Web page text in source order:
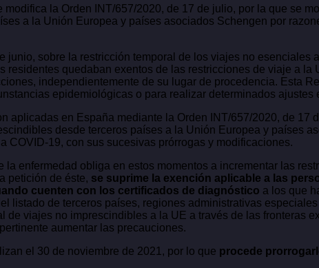
la Orden INT/657/2020, de 17 de julio, por la que se
a la Unión Europea y países asociados Schengen por
junio, sobre la restricción temporal de los viajes no
residentes quedaban exentos de las restricciones de viaje a
independientemente de su lugar de procedencia. Esta
epidemiológicas o para realizar determinados ajustes
aplicadas en España mediante la Orden INT/657/2020, de 17
desde terceros países a la Unión Europea y países
COVID-19, con sus sucesivas prórrogas y modificaciones.
la enfermedad obliga en estos momentos a incrementar las
petición de éste, se suprime la exención aplicable a las
cuenten con los certificados de diagnóstico a los que
listado de terceros países, regiones administrativas
de viajes no imprescindibles a la UE a través de las fronteras
aumentar las precauciones.
el 30 de noviembre de 2021, por lo que procede